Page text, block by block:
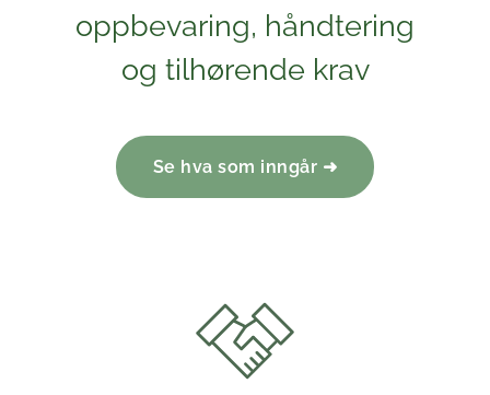
oppbevaring, håndtering
og tilhørende krav
Se hva som inngår ➜